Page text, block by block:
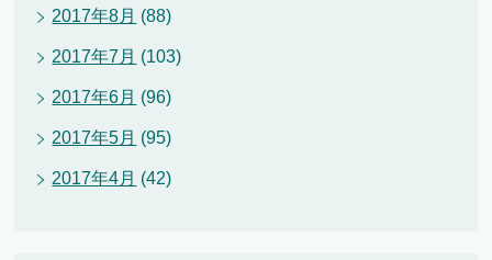
2017年8月 (88)
2017年7月 (103)
2017年6月 (96)
2017年5月 (95)
2017年4月 (42)